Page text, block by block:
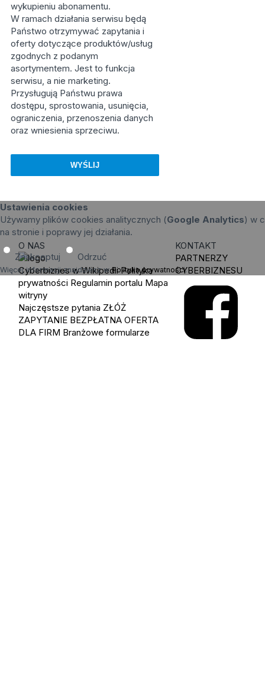
wykupieniu abonamentu.
W ramach działania serwisu będą
Państwo otrzymywać zapytania i
oferty dotyczące produktów/usług
zgodnych z podanym
asortymentem. Jest to funkcja
serwisu, a nie marketing.
Przysługują Państwu prawa
dostępu, sprostowania, usunięcia,
ograniczenia, przenoszenia danych
oraz wniesienia sprzeciwu.
Ustawienia cookies
Używamy plików cookies analitycznych (Google Analytics) w
na stronie i poprawy jej działania.
Zaakceptuj Odrzuć
Więcej informacji znajdziesz wPolityka prywatności.
O NAS
Cyberbiznes w Wikipedii Polityka
prywatności Regulamin portalu Mapa
witryny
Najczęstsze pytania ZŁÓŻ
ZAPYTANIE BEZPŁATNA OFERTA
DLA FIRM Branżowe formularze
KONTAKT
PARTNERZY
CYBERBIZNESU